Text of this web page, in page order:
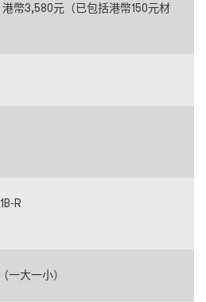
幣3,580元（已包括港幣150元材
R
一大一小）